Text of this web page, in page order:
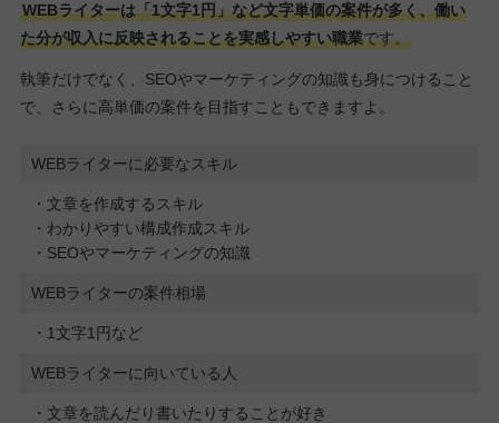
WEBライターは「1文字1円」など文字単価の案件が多く、働い
た分が収入に反映されることを実感しやすい職業です。
執筆だけでなく、SEOやマーケティングの知識も身につけること
で、さらに高単価の案件を目指すこともできますよ。
WEBライターに必要なスキル
・文章を作成するスキル
・わかりやすい構成作成スキル
・SEOやマーケティングの知識
WEBライターの案件相場
・1文字1円など
WEBライターに向いている人
・文章を読んだり書いたりすることが好き